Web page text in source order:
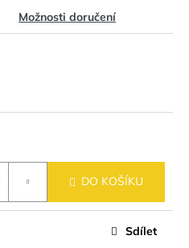
Možnosti doručení
DO KOŠÍKU
Sdílet